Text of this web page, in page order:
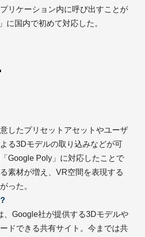
リケーション内に呼び出すことが
に国内で初めて対応した。
したプリセットアセットやユーザ
る3Dモデルの取り込みなどが可
Google Poly」に対応したことで
素材が増え、VR空間を表現する
った。
、Google社が提供する3Dモデルや
ドできる共有サイト。今までは共